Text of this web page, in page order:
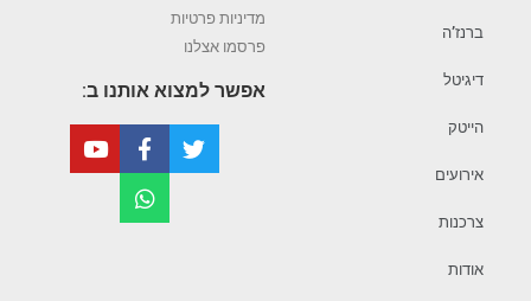
ברנז’ה
דיגיטל
הייטק
אירועים
צרכנות
אודות
מדיניות פרטיות
פרסמו אצלנו
אפשר למצוא אותנו ב: